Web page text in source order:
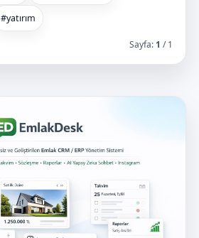
#yatırım
Sayfa: 1 / 1